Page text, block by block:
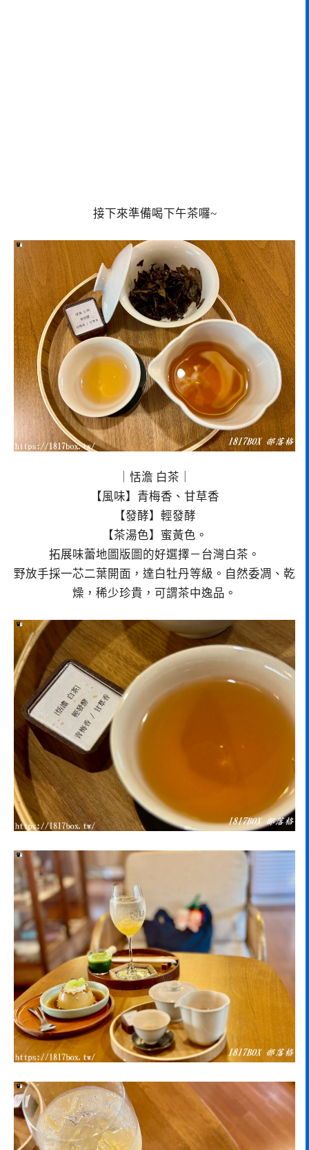
接下來準備喝下午茶囉~
｜恬澹 白茶｜
【風味】青梅香、甘草香
【發酵】輕發酵
【茶湯色】蜜黃色。
拓展味蕾地圖版圖的好選擇－台灣白茶。
野放手採一芯二葉開面，達白牡丹等級。自然委凋、乾
燥，稀少珍貴，可謂茶中逸品。